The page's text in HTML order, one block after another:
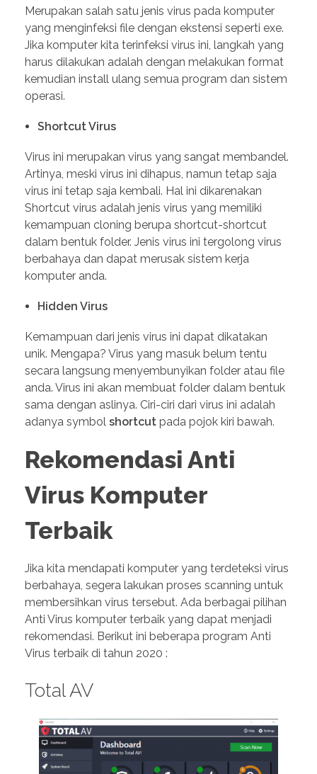
Merupakan salah satu jenis virus pada komputer
yang menginfeksi file dengan ekstensi seperti exe.
Jika komputer kita terinfeksi virus ini, langkah yang
harus dilakukan adalah dengan melakukan format
kemudian install ulang semua program dan sistem
operasi.
Shortcut Virus
Virus ini merupakan virus yang sangat membandel.
Artinya, meski virus ini dihapus, namun tetap saja
virus ini tetap saja kembali. Hal ini dikarenakan
Shortcut virus adalah jenis virus yang memiliki
kemampuan cloning berupa shortcut-shortcut
dalam bentuk folder. Jenis virus ini tergolong virus
berbahaya dan dapat merusak sistem kerja
komputer anda.
Hidden Virus
Kemampuan dari jenis virus ini dapat dikatakan
unik. Mengapa? Virus yang masuk belum tentu
secara langsung menyembunyikan folder atau file
anda. Virus ini akan membuat folder dalam bentuk
sama dengan aslinya. Ciri-ciri dari virus ini adalah
adanya symbol shortcut pada pojok kiri bawah.
Rekomendasi Anti
Virus Komputer
Terbaik
Jika kita mendapati komputer yang terdeteksi virus
berbahaya, segera lakukan proses scanning untuk
membersihkan virus tersebut. Ada berbagai pilihan
Anti Virus komputer terbaik yang dapat menjadi
rekomendasi. Berikut ini beberapa program Anti
Virus terbaik di tahun 2020 :
Total AV